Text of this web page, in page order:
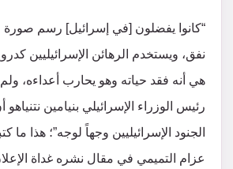
“كانوا يفضلون [في إسرائيل] رسم
نفق، ويستخدم الرهائن الإسرائيليين
هي أنه فقد حياته وهو يحارب أعداءه، ولم
رئيس الوزراء الإسرائيلي بنيامين
الجنود الإسرائيليين وجهاً لوجه”؛ هذا ما
عزام التميمي في مقال نشره غداة